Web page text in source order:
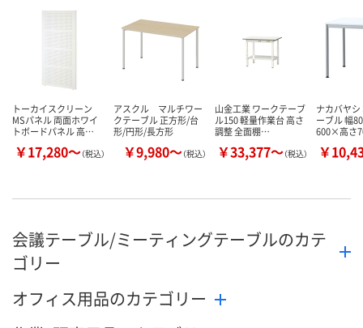
カゴへ カ
トーカイスクリーン
MSパネル 両面ホワイ
トボードパネル 高…
￥17,280～（税込）
アスクル マルチワー
クテーブル 正方形/台
形/円形/長方形
￥9,980～（税込）
山金工業 ワークテーブ
ル150 軽量作業台 高さ
調整 全面棚…
￥33,377～（税込）
ナカバヤ
ーブル 幅
600×高さ
￥
会議テーブル/ミーティングテーブルのカテ
ゴリー
オフィス用品のカテゴリー